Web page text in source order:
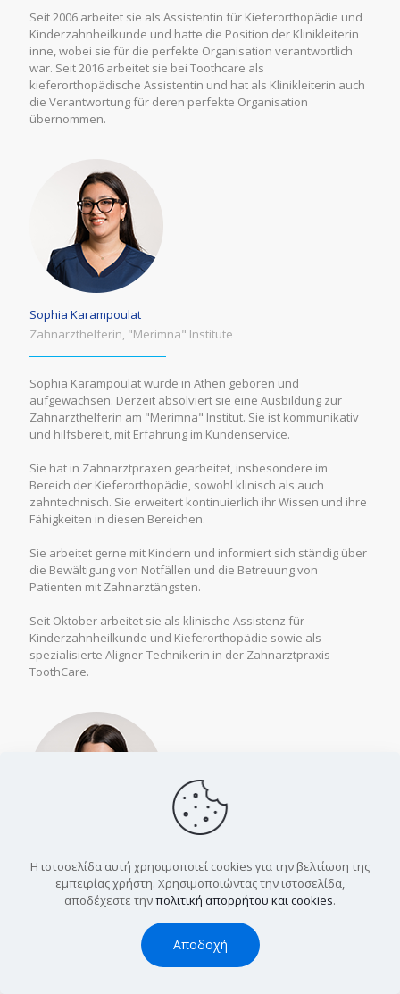
Seit 2006 arbeitet sie als Assistentin für Kieferorthopädie und
Kinderzahnheilkunde und hatte die Position der Klinikleiterin
inne, wobei sie für die perfekte Organisation verantwortlich
war. Seit 2016 arbeitet sie bei Toothcare als
kieferorthopädische Assistentin und hat als Klinikleiterin auch
die Verantwortung für deren perfekte Organisation
übernommen.
Sophia Karampoulat
Zahnarzthelferin, "Merimna" Institute
Sophia Karampoulat wurde in Athen geboren und
aufgewachsen. Derzeit absolviert sie eine Ausbildung zur
Zahnarzthelferin am "Merimna" Institut. Sie ist kommunikativ
und hilfsbereit, mit Erfahrung im Kundenservice.
Sie hat in Zahnarztpraxen gearbeitet, insbesondere im
Bereich der Kieferorthopädie, sowohl klinisch als auch
zahntechnisch. Sie erweitert kontinuierlich ihr Wissen und ihre
Fähigkeiten in diesen Bereichen.
Sie arbeitet gerne mit Kindern und informiert sich ständig über
die Bewältigung von Notfällen und die Betreuung von
Patienten mit Zahnarztängsten.
Seit Oktober arbeitet sie als klinische Assistenz für
Kinderzahnheilkunde und Kieferorthopädie sowie als
spezialisierte Aligner-Technikerin in der Zahnarztpraxis
ToothCare.
Antonia Karlatira
Zahnarzthelferin, National and Kapodistrian University of
Athens
Antonia absolvierte 2021 die Pflegeschule der Nationalen und
Kapodistrianischen Universität von Athen und absolvierte ihr
Η ιστοσελίδα αυτή χρησιμοποιεί cookies για την βελτίωση της
εμπειρίας χρήστη. Χρησιμοποιώντας την ιστοσελίδα,
αποδέχεστε τηνπολιτική απορρήτου και cookies.
Αποδοχή